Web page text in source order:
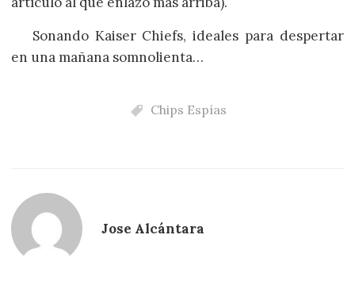
Sonando Kaiser Chiefs, ideales para despertar
en una mañana somnolienta…
Chips Espías
Jose Alcántara